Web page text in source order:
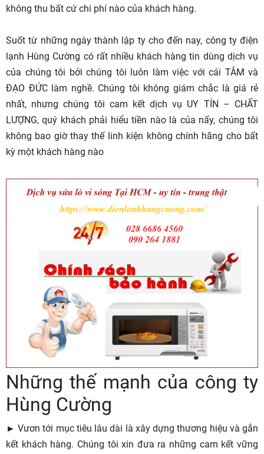
không thu bất cứ chi phí nào của khách hàng.
Suốt từ những ngày thành lập ty cho đến nay, công ty điện
lạnh Hùng Cường có rất nhiều khách hàng tin dùng dịch vụ
của chúng tôi bởi chúng tôi luôn làm việc với cái TÂM và
ĐẠO ĐỨC làm nghề. Chúng tôi không giám chắc là giá rẻ
nhất, nhưng chúng tôi cam kết dịch vụ UY TÍN – CHẤT
LƯỢNG, quý khách phải hiểu tiền nào là của nấy, chúng tôi
không bao giờ thay thế linh kiện không chính hãng cho bất
kỳ một khách hàng nào
Những thế mạnh của công ty
Hùng Cường
► Vươn tới mục tiêu lâu dài là xây dựng thương hiệu và gắn
kết khách hàng. Chúng tôi xin đưa ra những cam kết vững